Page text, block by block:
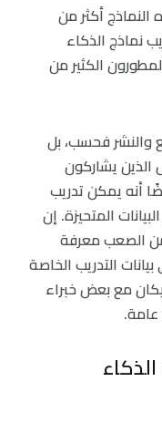
أكثر من
نماذج الذكاء
الكثير من
والنشر فحسب، بل
يشاركون
أنه يمكن تدريب
المتحيزة. إن
الصعب معرفة
التدريب الخاصة
مع بعض خبراء
عامة.